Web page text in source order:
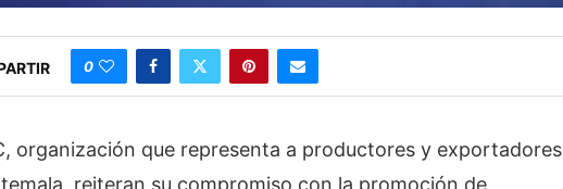
0
organización que representa a productores y exportadores
reiteran su compromiso con la promoción de